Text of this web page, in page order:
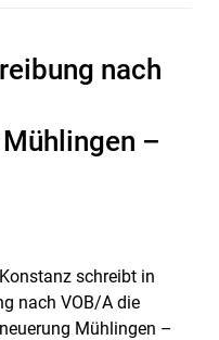
nach
–
schreibt in
nach VOB/A die
Mühlingen –